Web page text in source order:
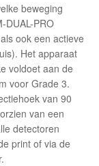
beweging
DUAL-PRO
ook een actieve
Het apparaat
voldoet aan de
voor Grade 3.
van 90
van een
detectoren
print of via de